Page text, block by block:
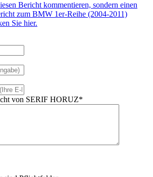
Bericht kommentieren, sondern einen
zum BMW 1er-Reihe (2004-2011)
Sie hier.
von SERIF HORUZ*